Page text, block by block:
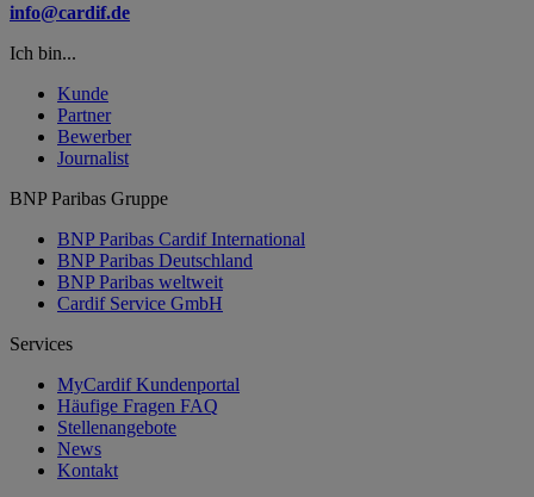
info@cardif.de
Ich bin...
Kunde
Partner
Bewerber
Journalist
BNP Paribas Gruppe
BNP Paribas Cardif International
BNP Paribas Deutschland
BNP Paribas weltweit
Cardif Service GmbH
Services
MyCardif Kundenportal
Häufige Fragen FAQ
Stellenangebote
News
Kontakt